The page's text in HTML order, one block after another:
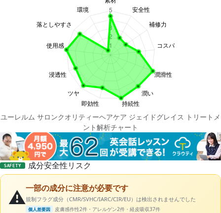
ユーレルム サロンクオリティーヘアケア ジェイドグレイス トリートメ
ント解析チャート
SAFETY 成分安全性リスク
⚠️一部の成分に注意が必要です
規制フラグ成分（CMR/SVHC/IARC/CIR/EU）は検出されませんでした
個人差要因 皮膚感作性2件・アレルゲン2件・経皮吸収37件